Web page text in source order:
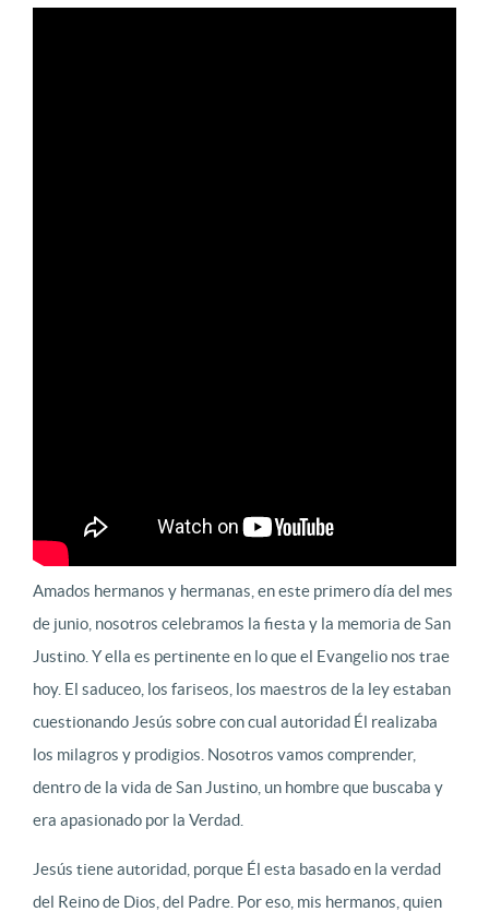
Amados hermanos y hermanas, en este primero día del mes
de junio, nosotros celebramos la fiesta y la memoria de San
Justino. Y ella es pertinente en lo que el Evangelio nos trae
hoy. El saduceo, los fariseos, los maestros de la ley estaban
cuestionando Jesús sobre con cual autoridad Él realizaba
los milagros y prodigios. Nosotros vamos comprender,
dentro de la vida de San Justino, un hombre que buscaba y
era apasionado por la Verdad.
Jesús tiene autoridad, porque Él esta basado en la verdad
del Reino de Dios, del Padre. Por eso, mis hermanos, quien